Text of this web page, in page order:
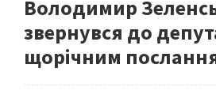
Володимир
звернувся до
щорічним